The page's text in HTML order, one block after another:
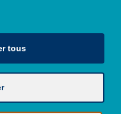
de Liège
tous